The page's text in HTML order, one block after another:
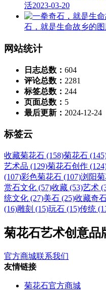
活2023-03-20
石，就是生命故乡的
网站统计
日志总数： 604
评论总数： 2281
标签总数： 244
页面总数： 5
最后更新： 2024-12-24
标签云
收藏菊花石 (158)菊花石
艺术品 (129)菊花石创作
(107)彩色菊花石 (107)浏阳
赏石文化 (57)收藏 (53)艺术
统文化 (27)美石 (25)收藏奇
(16)雕刻 (15)玩石 (15)传统
菊花石艺术创意品
官方商城联系我们
友情链接
菊花石官方商城